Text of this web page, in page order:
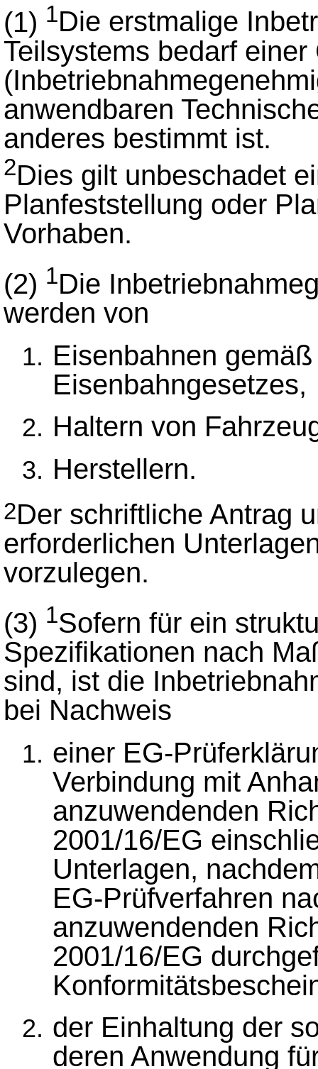
(1) 1Die erstmalige
Teilsystems bedarf
anwendbaren
anderes bestimmt ist.
2Dies gilt unbeschadet
Planfeststellung oder
Vorhaben.
(2) 1Die
werden von
Eisenbahnen
Eisenbahngesetzes,
Haltern von
Herstellern.
2Der schriftliche Antrag
erforderlichen
vorzulegen.
(3) 1Sofern für ein
Spezifikationen nach
sind, ist die
bei Nachweis
einer EG-
Verbindung mit
anzuwendenden
2001/16/EG
Unterlagen,
EG-Prüfverfahren
anzuwendenden
2001/16/EG
der Einhaltung der
deren Anwendung